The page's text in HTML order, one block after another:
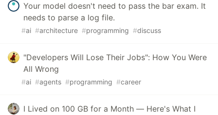
Your model doesn't need to pass the bar exam. It
needs to parse a log file.
#ai #architecture #programming #discuss
"Developers Will Lose Their Jobs": How You Were
All Wrong
#ai #agents #programming #career
I Lived on 100 GB for a Month — Here's What I